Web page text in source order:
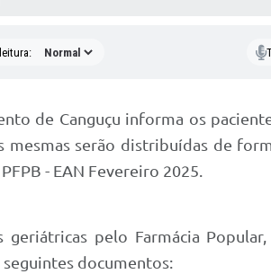
de Canguçu informa os
serão distribuídas de
- EAN Fevereiro 2025.
pelo Farmácia
documentos: